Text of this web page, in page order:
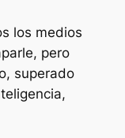
los medios
pero
superado